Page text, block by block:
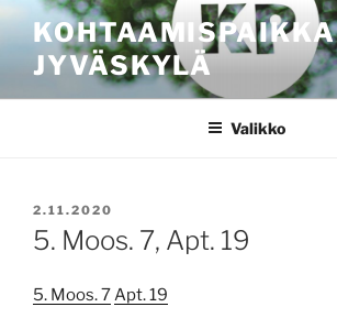
sisältöönKOHTAAMISPAIKKA
JYVÄSKYLÄ
Valikko
JULKAISTU
2.11.2020
5. Moos. 7, Apt. 19
5. Moos. 7Apt. 19